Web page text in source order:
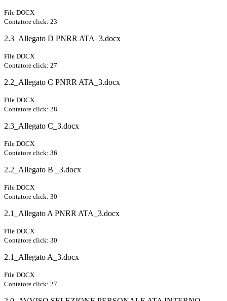
File DOCX
Contatore click: 23
2.3_Allegato D PNRR ATA_3.docx
File DOCX
Contatore click: 27
2.2_Allegato C PNRR ATA_3.docx
File DOCX
Contatore click: 28
2.3_Allegato C_3.docx
File DOCX
Contatore click: 36
2.2_Allegato B _3.docx
File DOCX
Contatore click: 30
2.1_Allegato A PNRR ATA_3.docx
File DOCX
Contatore click: 30
2.1_Allegato A_3.docx
File DOCX
Contatore click: 27